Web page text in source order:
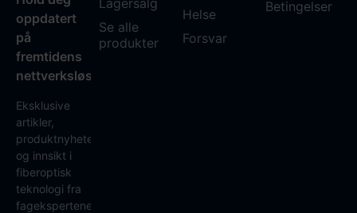
oppdatert
på
fremtidens
nettverksløsninger
Eksklusive
artikler,
produktnyheter
og innsikt i
fiberoptisk
teknologi fra
fagekspertene
Se alle
produkter
Helse
Forsvar
Betingelser